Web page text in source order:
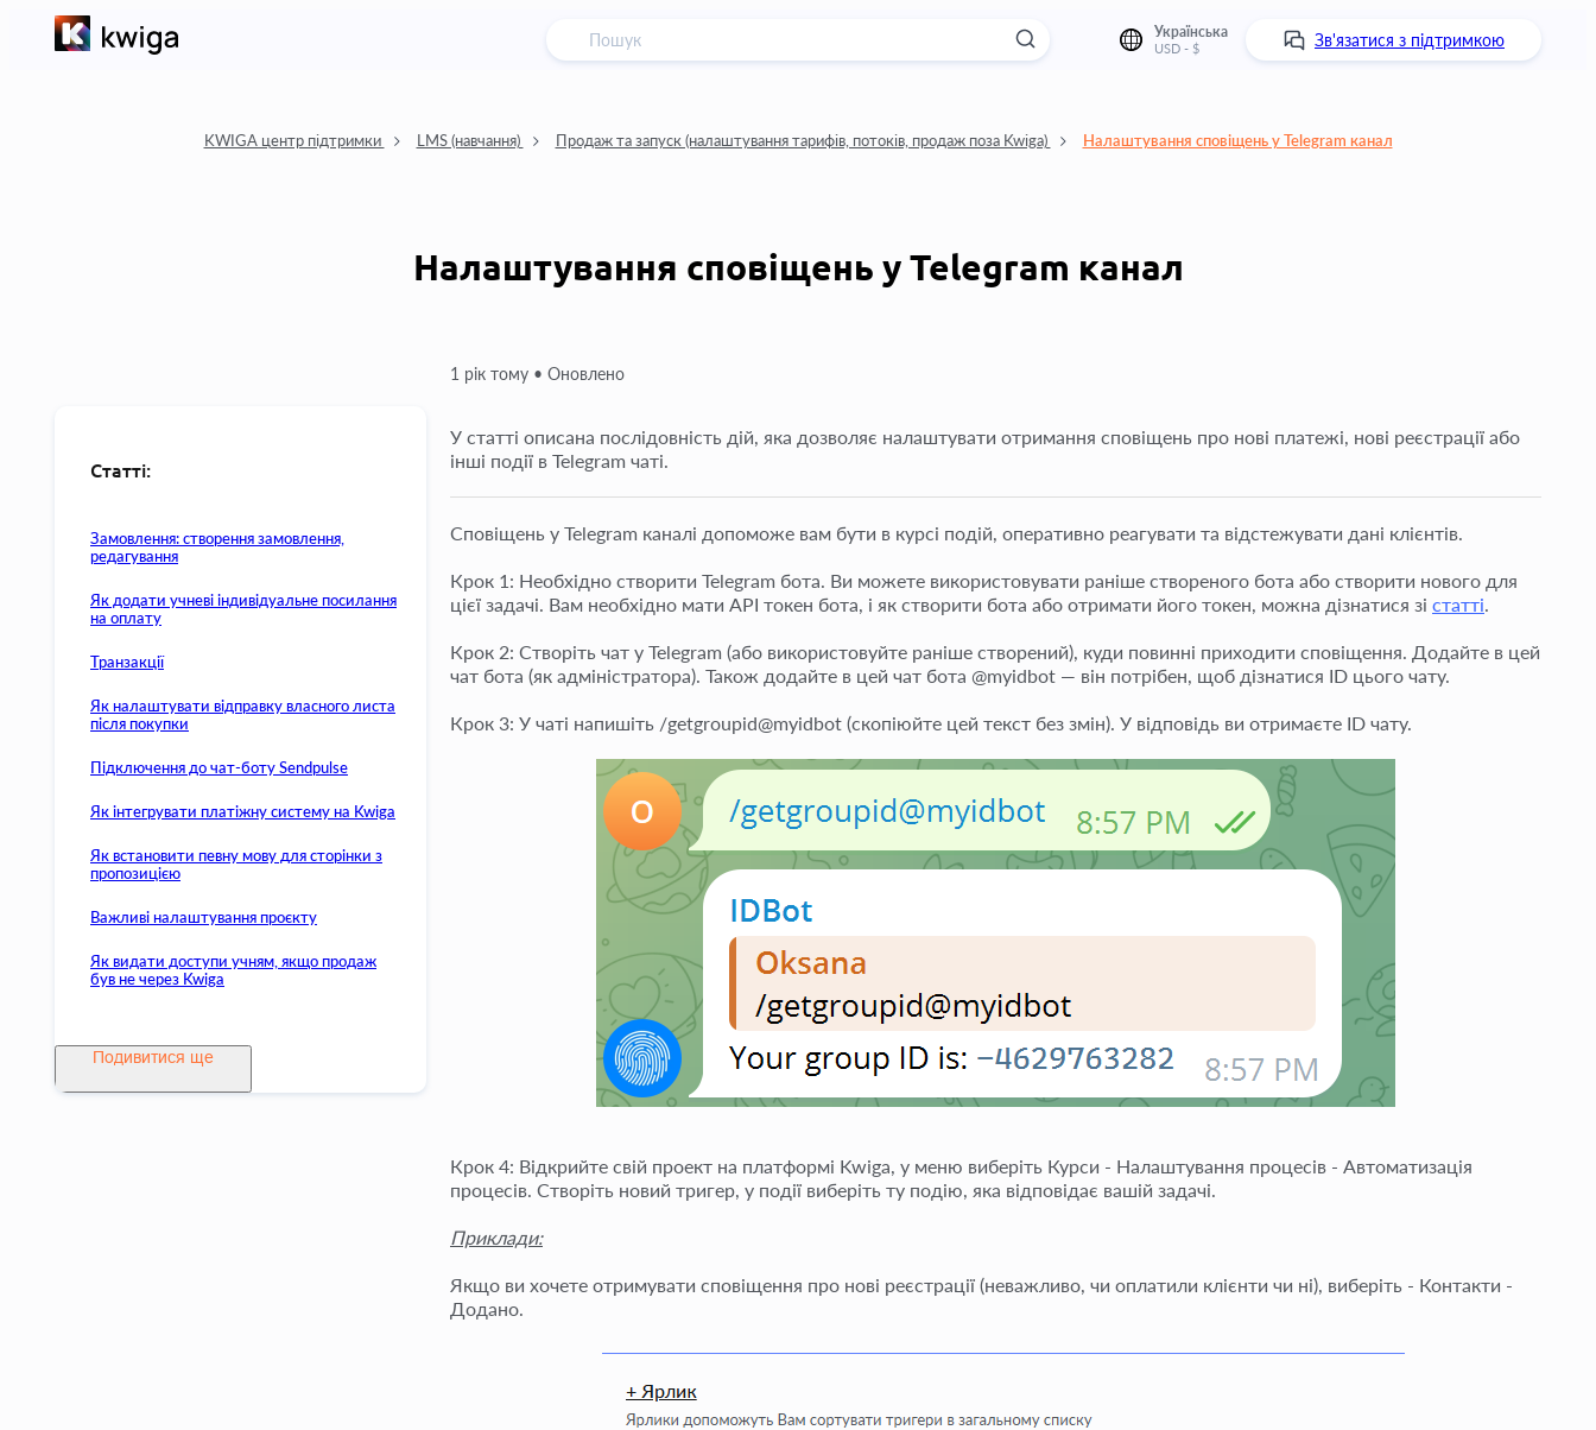
Українська
USD - $ Зв'язатися з підтримкою
KWIGA центр підтримки LMS (навчання) Продаж та запуск (налаштування тарифів, потоків, продаж поза Kwiga) Налаштування сповіщень у Telegram канал
Налаштування сповіщень у Telegram канал
Статті:
Замовлення: створення замовлення,
редагування
Як додати учневі індивідуальне посилання
на оплату
Транзакції
Як налаштувати відправку власного листа
після покупки
Підключення до чат-боту Sendpulse
Як інтегрувати платіжну систему на Kwiga
Як встановити певну мову для сторінки з
пропозицією
Важливі налаштування проєкту
Як видати доступи учням, якщо продаж
був не через Kwiga
Подивитися ще
1 рік тому • Оновлено
У статті описана послідовність дій, яка дозволяє налаштувати отримання сповіщень про нові платежі, нові реєстрації або
інші події в Telegram чаті.
Сповіщень у Telegram каналі допоможе вам бути в курсі подій, оперативно реагувати та відстежувати дані клієнтів.
Крок 1: Необхідно створити Telegram бота. Ви можете використовувати раніше створеного бота або створити нового для
цієї задачі. Вам необхідно мати API токен бота, і як створити бота або отримати його токен, можна дізнатися зі статті.
Крок 2: Створіть чат у Telegram (або використовуйте раніше створений), куди повинні приходити сповіщення. Додайте в цей
чат бота (як адміністратора). Також додайте в цей чат бота @myidbot — він потрібен, щоб дізнатися ID цього чату.
Крок 3: У чаті напишіть /getgroupid@myidbot (скопіюйте цей текст без змін). У відповідь ви отримаєте ID чату.
Крок 4: Відкрийте свій проект на платформі Kwiga, у меню виберіть Курси - Налаштування процесів - Автоматизація
процесів. Створіть новий тригер, у події виберіть ту подію, яка відповідає вашій задачі.
Приклади:
Якщо ви хочете отримувати сповіщення про нові реєстрації (неважливо, чи оплатили клієнти чи ні), виберіть - Контакти -
Додано.